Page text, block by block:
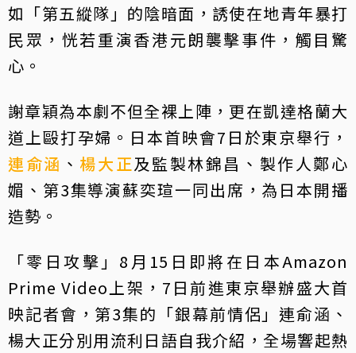
如「第五縱隊」的陰暗面，誘使在地青年暴打
民眾，恍若重演香港元朗襲擊事件，觸目驚
心。
謝章穎為本劇不但全裸上陣，更在凱達格蘭大
道上毆打孕婦。日本首映會7日於東京舉行，
連俞涵 、 楊大正及監製林錦昌、製作人鄭心
媚、第3集導演蘇奕瑄一同出席，為日本開播
造勢。
「零日攻擊」8月15日即將在日本Amazon
Prime Video上架，7日前進東京舉辦盛大首
映記者會，第3集的「銀幕前情侶」連俞涵、
楊大正分別用流利日語自我介紹，全場響起熱